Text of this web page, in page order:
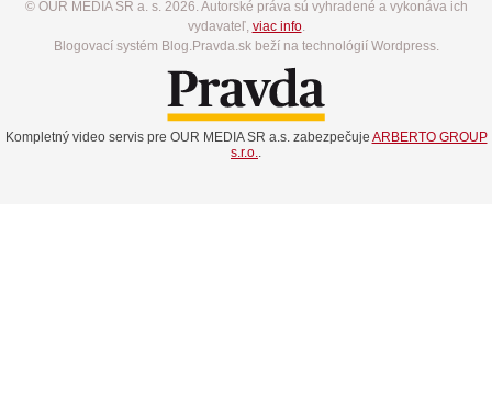
© OUR MEDIA SR a. s. 2026. Autorské práva sú vyhradené a vykonáva ich
vydavateľ, viac info.
Blogovací systém Blog.Pravda.sk beží na technológií Wordpress.
Kompletný video servis pre OUR MEDIA SR a.s. zabezpečuje ARBERTO GROUP
s.r.o..